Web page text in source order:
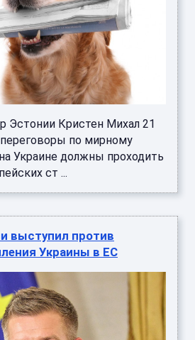
Эстонии Кристен Михал 21
по мирному
Украине должны проходить
ст ...
выступил против
Украины в ЕС